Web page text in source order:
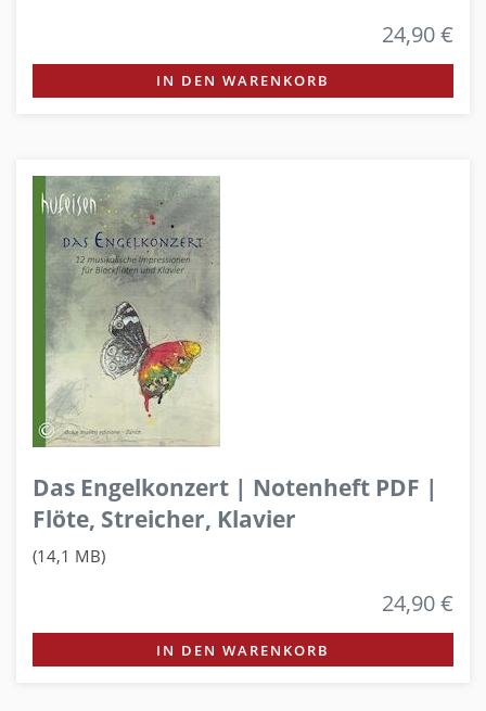
24,90 €
IN DEN WARENKORB
Das Engelkonzert | Notenheft PDF |
Flöte, Streicher, Klavier
(14,1 MB)
24,90 €
IN DEN WARENKORB